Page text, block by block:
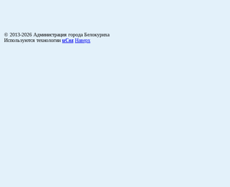
© 2013-2026 Администрация города Белокуриха
Используются технологии uCoz Наверх